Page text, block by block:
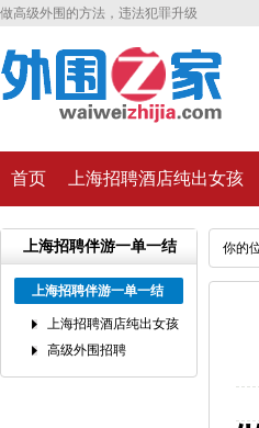
做高级外围的方法，违法犯罪升级
首页 上海招聘酒店纯出女孩
上海招聘伴游一单一结
上海招聘伴游一单一结
上海招聘酒店纯出女孩
高级外围招聘
你的